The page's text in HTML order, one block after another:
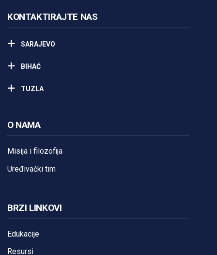
KONTAKTIRAJTE NAS
SARAJEVO
BIHAĆ
TUZLA
O NAMA
Misija i filozofija
Uređivački tim
BRZI LINKOVI
Edukacije
Resursi